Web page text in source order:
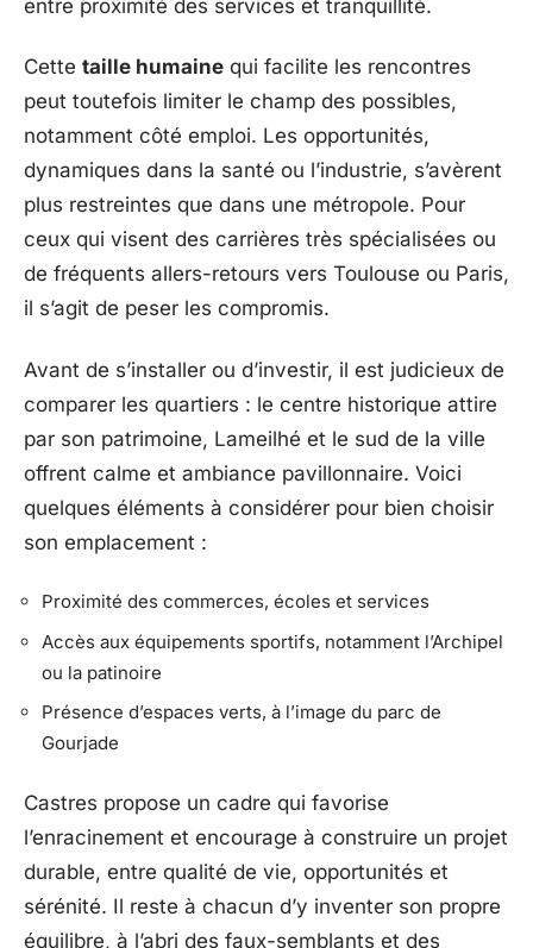
entre proximité des services et tranquillité.
Cette taille humaine qui facilite les rencontres
peut toutefois limiter le champ des possibles,
notamment côté emploi. Les opportunités,
dynamiques dans la santé ou l’industrie, s’avèrent
plus restreintes que dans une métropole. Pour
ceux qui visent des carrières très spécialisées ou
de fréquents allers-retours vers Toulouse ou Paris,
il s’agit de peser les compromis.
Avant de s’installer ou d’investir, il est judicieux de
comparer les quartiers : le centre historique attire
par son patrimoine, Lameilhé et le sud de la ville
offrent calme et ambiance pavillonnaire. Voici
quelques éléments à considérer pour bien choisir
son emplacement :
Proximité des commerces, écoles et services
Accès aux équipements sportifs, notamment l’Archipel
ou la patinoire
Présence d’espaces verts, à l’image du parc de
Gourjade
Castres propose un cadre qui favorise
l’enracinement et encourage à construire un projet
durable, entre qualité de vie, opportunités et
sérénité. Il reste à chacun d’y inventer son propre
équilibre, à l’abri des faux-semblants et des